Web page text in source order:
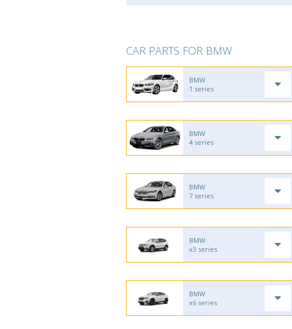
CAR PARTS FOR BMW
BMW
1 series
BMW
4 series
BMW
7 series
BMW
x3 series
BMW
x6 series